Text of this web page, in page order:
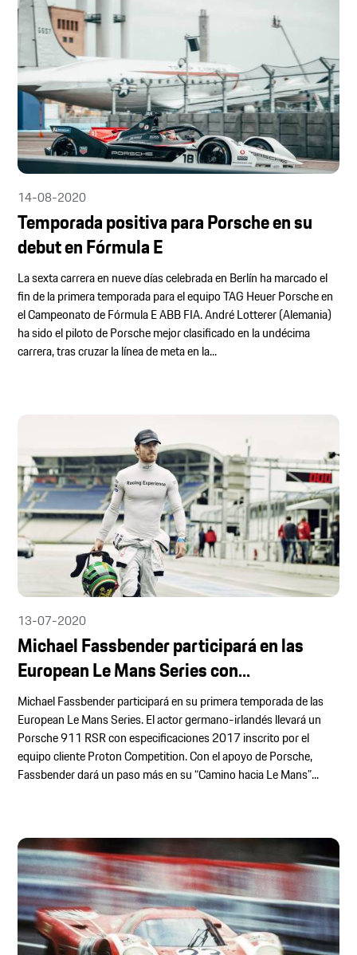
14-08-2020
Temporada positiva para Porsche en su
debut en Fórmula E
La sexta carrera en nueve días celebrada en Berlín ha marcado el
fin de la primera temporada para el equipo TAG Heuer Porsche en
el Campeonato de Fórmula E ABB FIA. André Lotterer (Alemania)
ha sido el piloto de Porsche mejor clasificado en la undécima
carrera, tras cruzar la línea de meta en la...
13-07-2020
Michael Fassbender participará en las
European Le Mans Series con...
Michael Fassbender participará en su primera temporada de las
European Le Mans Series. El actor germano-irlandés llevará un
Porsche 911 RSR con especificaciones 2017 inscrito por el
equipo cliente Proton Competition. Con el apoyo de Porsche,
Fassbender dará un paso más en su “Camino hacia Le Mans”...